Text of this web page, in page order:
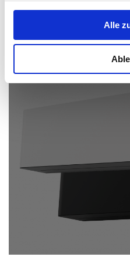
Alle
Shorai Curve: